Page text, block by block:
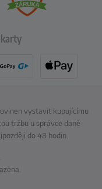
vystavit kupujícímu
tržbu u správce daně
do 48 hodin.